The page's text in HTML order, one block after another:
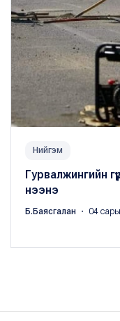
Нийгэм
Гурвалжингийн
нээнэ
Б.Баясгалан ・ 04